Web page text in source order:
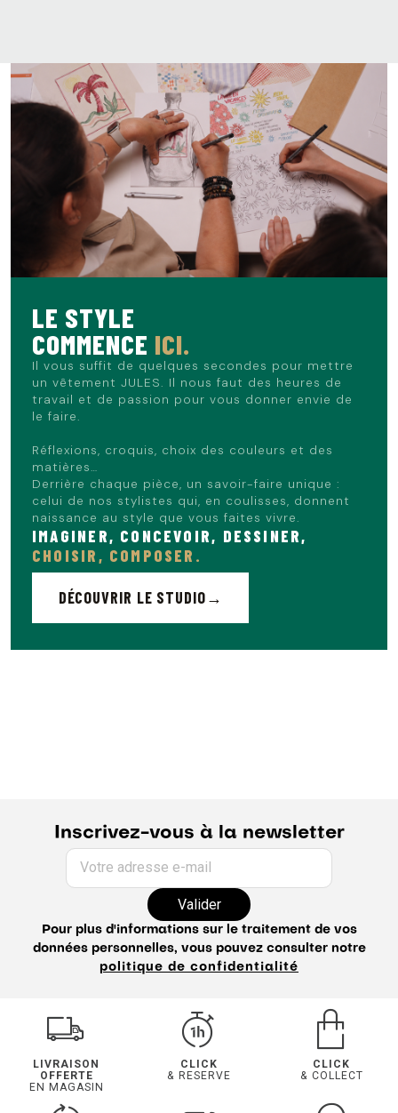
LE STYLE
COMMENCE ICI.
Il vous suffit de quelques secondes pour mettre
un vêtement JULES. Il nous faut des heures de
travail et de passion pour vous donner envie de
le faire.
Réflexions, croquis, choix des couleurs et des
matières…
Derrière chaque pièce, un savoir-faire unique :
celui de nos stylistes qui, en coulisses, donnent
naissance au style que vous faites vivre.
IMAGINER, CONCEVOIR, DESSINER,
CHOISIR, COMPOSER.
DÉCOUVRIR LE STUDIO
Inscrivez-vous à la newsletter
Votre adresse e-mail
Valider
Pour plus d'informations sur le traitement de vos
données personnelles, vous pouvez consulter notre
politique de confidentialité
LIVRAISON
OFFERTE
EN MAGASIN
CLICK
& RESERVE
CLICK
& COLLECT